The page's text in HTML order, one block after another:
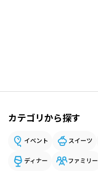
カテゴリから探す
イベント スイーツ
ディナー ファミリー